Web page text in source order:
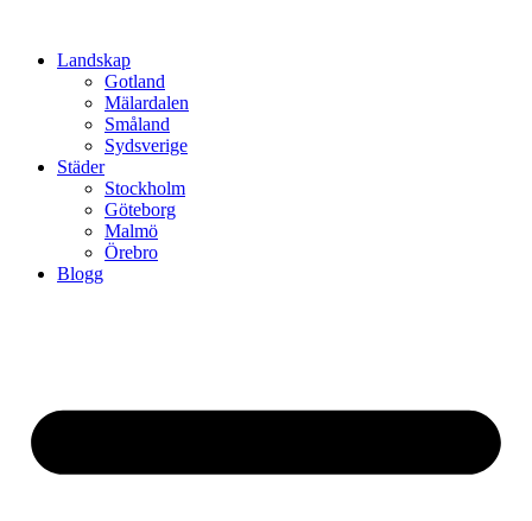
innehållLandskap
Gotland
Mälardalen
Småland
Sydsverige
Städer
Stockholm
Göteborg
Malmö
Örebro
Blogg